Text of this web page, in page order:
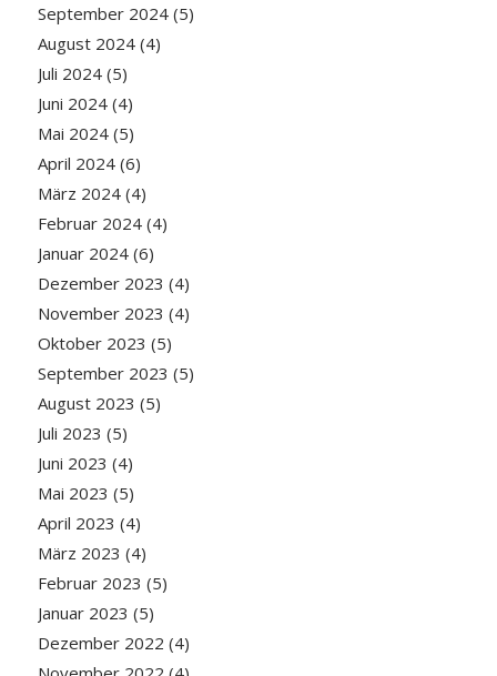
September 2024(5)
August 2024(4)
Juli 2024(5)
Juni 2024(4)
Mai 2024(5)
April 2024(6)
März 2024(4)
Februar 2024(4)
Januar 2024(6)
Dezember 2023 (4)
November 2023 (4)
Oktober 2023 (5)
September 2023 (5)
August 2023 (5)
Juli 2023 (5)
Juni 2023 (4)
Mai 2023 (5)
April 2023 (4)
März 2023 (4)
Februar 2023 (5)
Januar 2023 (5)
Dezember 2022 (4)